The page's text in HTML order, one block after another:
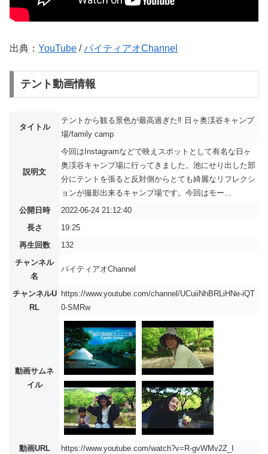
出典： YouTube /パイティアオChannel
テント動画情報
タイトル
テントから観る景色が最高過ぎた‼︎ 日ヶ奥渓谷キャンプ
場/family camp
説明文
今回はInstagramなどで映えスポットとして有名な日ヶ
奥渓谷キャンプ場に行ってきました。池にせり出した部
分にテントを張ると反対側からとても綺麗なリフレクシ
ョンが撮影出来るキャンプ場です。今回はモー...
公開日時
2022-06-24 21:12:40
長さ
19:25
再生回数
132
チャンネル
名
パイティアオChannel
チャンネルU
RL
https://www.youtube.com/channel/UCuiiNhBRLiHNe-iQT
0-SMRw
動画サムネ
イル
動画URL https://www.youtube.com/watch?v=R-gvWMv2Z_I